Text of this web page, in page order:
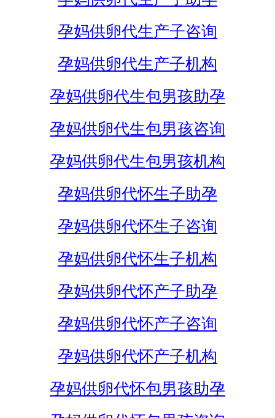
孕妈供卵代生产子咨询
孕妈供卵代生产子机构
孕妈供卵代生包男孩助孕
孕妈供卵代生包男孩咨询
孕妈供卵代生包男孩机构
孕妈供卵代怀生子助孕
孕妈供卵代怀生子咨询
孕妈供卵代怀生子机构
孕妈供卵代怀产子助孕
孕妈供卵代怀产子咨询
孕妈供卵代怀产子机构
孕妈供卵代怀包男孩助孕